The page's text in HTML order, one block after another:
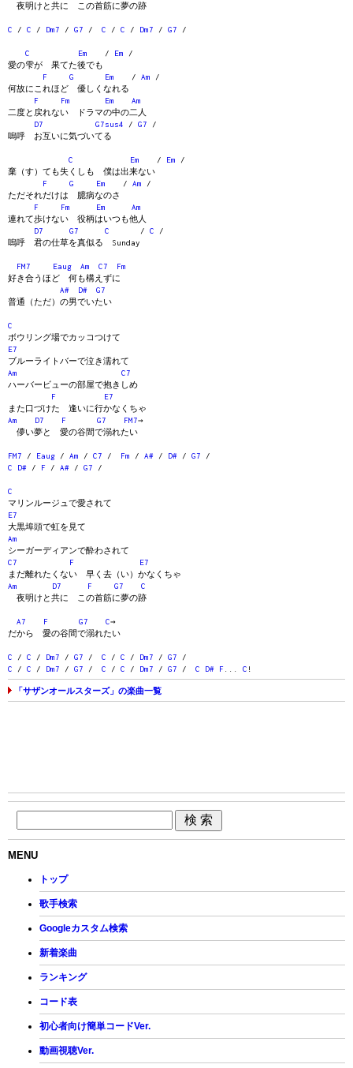
夜明けと共に この首筋に夢の跡
C / C / Dm7 / G7 / C / C / Dm7 / G7 /
C Em / Em /
愛の雫が 果てた後でも
F
G Em / Am /
何故にこれほど 優しくなれる
F
Fm Em
Am
二度と戻れない ドラマの中の二人
D7
G7sus4 / G7 /
嗚呼 お互いに気づいてる
C Em / Em /
棄（す）ても失くしも 僕は出来ない
F
G Em / Am /
ただそれだけは 臆病なのさ
F
Fm Em
Am
連れて歩けない 役柄はいつも他人
D7
G7 C / C /
嗚呼 君の仕草を真似る Sunday
FM7 Eaug Am C7
Fm
好き合うほど 何も構えずに
A#
D#
G7
普通（ただ）の男でいたい
C
ボウリング場でカッコつけて
E7
ブルーライトバーで泣き濡れて
Am
C7
ハーバービューの部屋で抱きしめ
F
E7
また口づけた 逢いに行かなくちゃ
Am
D7 F G7 FM7→
儚い夢と 愛の谷間で溺れたい
FM7 / Eaug / Am / C7 / Fm / A# / D# / G7 /
C
D# / F / A# / G7 /
C
マリンルージュで愛されて
E7
大黒埠頭で虹を見て
Am
シーガーディアンで酔わされて
C7
F
E7
まだ離れたくない 早く去（い）かなくちゃ
Am
D7 F G7
C
夜明けと共に この首筋に夢の跡
A7 F G7 C→
だから 愛の谷間で溺れたい
C / C / Dm7 / G7 / C / C / Dm7 / G7 /
C / C / Dm7 / G7 / C / C / Dm7 / G7 / C D# F C !
「サザンオールスターズ」の楽曲一覧
MENU
トップ
歌手検索
Googleカスタム検索
新着楽曲
ランキング
コード表
初心者向け簡単コードVer.
動画視聴Ver.